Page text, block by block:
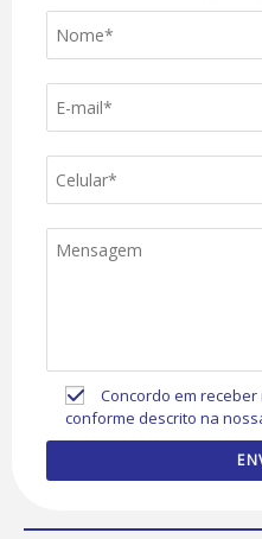
Concordo em receber
conforme descrito na